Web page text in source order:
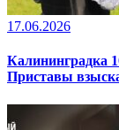
17.06.2026
Калининградка
Приставы